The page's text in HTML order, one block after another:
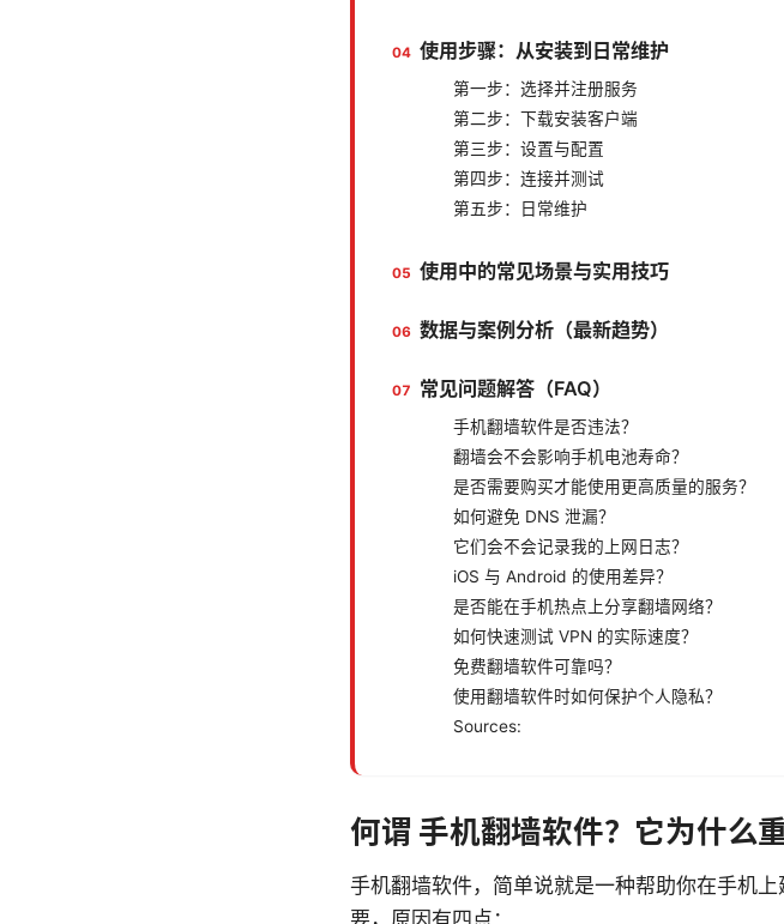
使用步骤：从安装到日常维护
第一步：选择并注册服务
第二步：下载安装客户端
第三步：设置与配置
第四步：连接并测试
第五步：日常维护
使用中的常见场景与实用技巧
数据与案例分析（最新趋势）
常见问题解答（FAQ）
手机翻墙软件是否违法？
翻墙会不会影响手机电池寿命？
是否需要购买才能使用更高质量的服务？
如何避免 DNS 泄漏？
它们会不会记录我的上网日志？
iOS 与 Android 的使用差异？
是否能在手机热点上分享翻墙网络？
如何快速测试 VPN 的实际速度？
免费翻墙软件可靠吗？
使用翻墙软件时如何保护个人隐私？
Sources:
何谓 手机翻墙软件？它为什么
手机翻墙软件，简单说就是一种帮助你在手机